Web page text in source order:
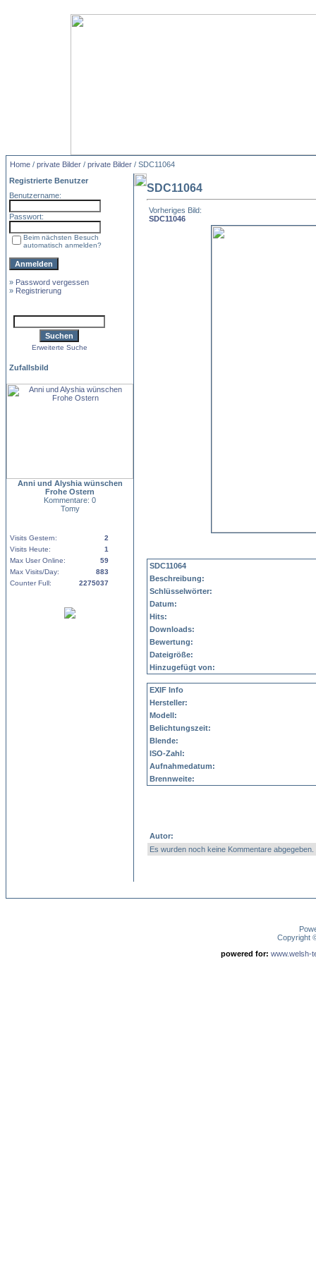
Home / private Bilder / private Bilder / SDC11064
Registrierte Benutzer
Benutzername:
Passwort:
Beim nächsten Besuch
automatisch anmelden?
» Password vergessen
» Registrierung
Erweiterte Suche
Zufallsbild
Anni und Alyshia wünschen
Frohe Ostern
Kommentare: 0
Tomy
Visits Gestern:
2
Visits Heute:
1
Max User Online:
59
Max Visits/Day:
883
Counter Full:
2275037
SDC11064
Vorheriges Bild:
SDC11046
SDC11064
Beschreibung:
Schlüsselwörter:
Datum:
Hits:
Downloads:
Bewertung:
Dateigröße:
Hinzugefügt von:
EXIF Info
Hersteller:
Modell:
Belichtungszeit:
Blende:
ISO-Zahl:
Aufnahmedatum:
Brennweite:
Autor:
Es wurden noch keine Kommentare abgegeben.
Copyright
powered for: www.welsh-